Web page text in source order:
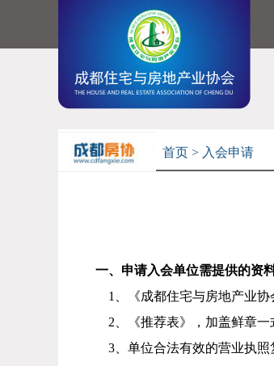
首页 > 入会申请
一、申请入会单位需提供的资
1、
《成都住宅与房地产业协
2
《推荐表》， 加盖鲜章一
3 、单位合法有效的营业执